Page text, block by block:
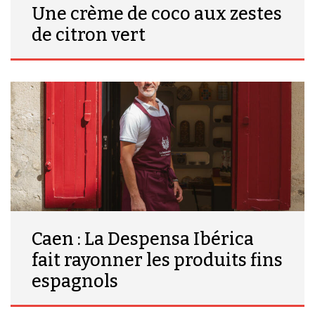
Une crème de coco aux zestes
de citron vert
Caen : La Despensa Ibérica
fait rayonner les produits fins
espagnols